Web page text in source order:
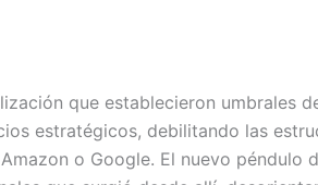
que establecieron umbrales
estratégicos, debilitando las
o Google. El nuevo péndulo